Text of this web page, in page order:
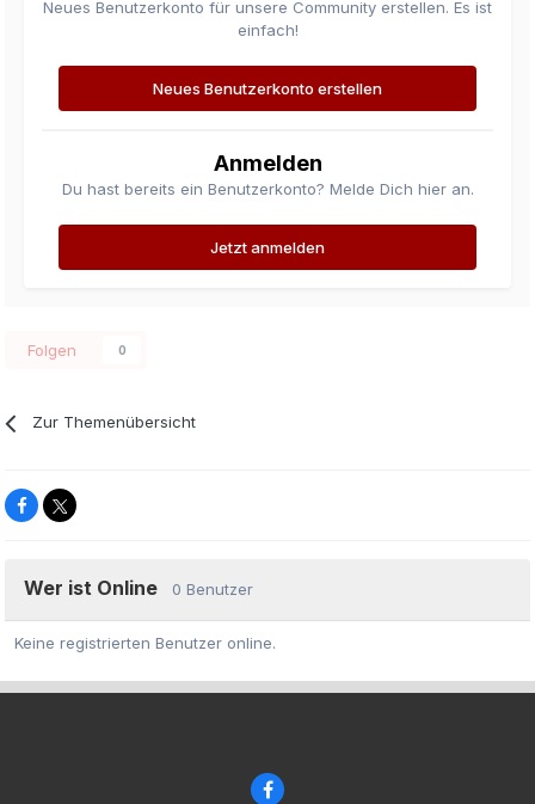
Neues Benutzerkonto für unsere Community erstellen. Es ist
einfach!
Neues Benutzerkonto erstellen
Anmelden
Du hast bereits ein Benutzerkonto? Melde Dich hier an.
Jetzt anmelden
Folgen 0
Zur Themenübersicht
Wer ist Online 0 Benutzer
Keine registrierten Benutzer online.